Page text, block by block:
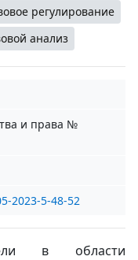
регулирование
анализ
и права №
2023-5-48-52
в области